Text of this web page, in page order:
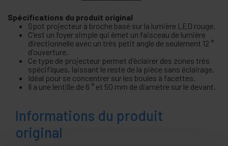
Spécifications du produit original
Spot projecteur à broche basé sur la lumière LED rouge.
C'est un foyer simple qui émet un faisceau de lumière
directionnelle avec un très petit angle de seulement 12 °
d'ouverture.
Ce type de projecteur permet d'éclairer des zones très
spécifiques, laissant le reste de la pièce sans éclairage.
Idéal pour se concentrer sur les boules à facettes.
Il a une lentille de 6 ° et 50 mm de diamètre sur le devant.
Informations du produit
original